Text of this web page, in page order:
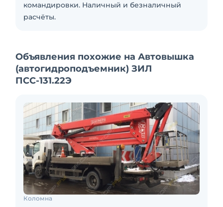
командировки. Наличный и безналичный
расчёты.
Объявления похожие на Автовышка
(автогидроподъемник) ЗИЛ
ПСС-131.22Э
Коломна